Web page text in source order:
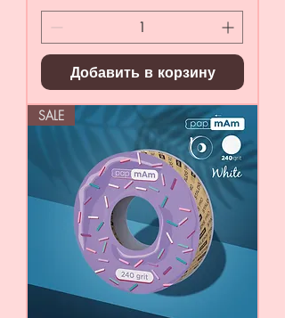
Добавить в корзину
SALE